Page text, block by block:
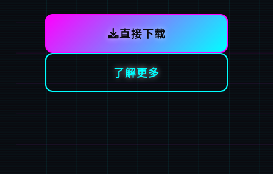
直接下载
了解更多